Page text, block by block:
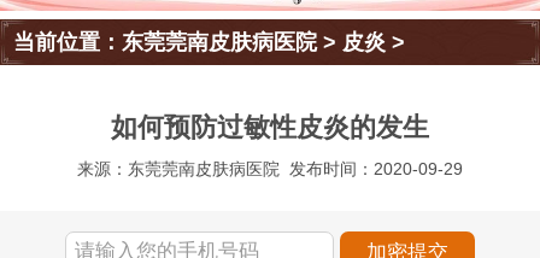
当前位置：东莞莞南皮肤病医院> 皮炎 >
如何预防过敏性皮炎的发生
来源：东莞莞南皮肤病医院 发布时间：2020-09-29